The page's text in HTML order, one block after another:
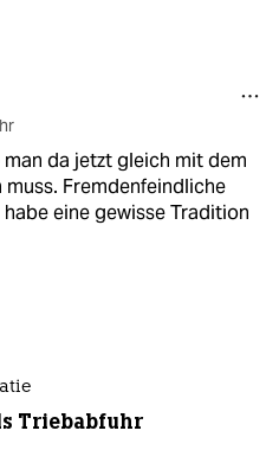
da jetzt gleich mit dem
Fremdenfeindliche
eine gewisse Tradition
Triebabfuhr